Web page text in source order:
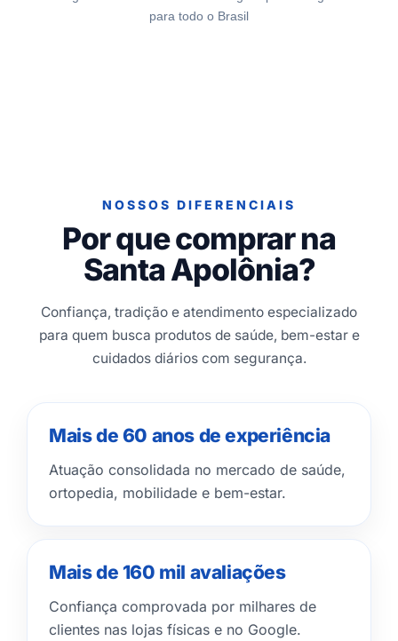
para todo o Brasil
NOSSOS DIFERENCIAIS
Por que comprar na
Santa Apolônia?
Confiança, tradição e atendimento especializado
para quem busca produtos de saúde, bem-estar e
cuidados diários com segurança.
Mais de 60 anos de experiência
Atuação consolidada no mercado de saúde,
ortopedia, mobilidade e bem-estar.
Mais de 160 mil avaliações
Confiança comprovada por milhares de
clientes nas lojas físicas e no Google.